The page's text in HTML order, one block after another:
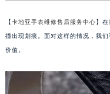
【卡地亚手表维修售后服务中心】
撞出现划痕。面对这样的情况，我
价值。